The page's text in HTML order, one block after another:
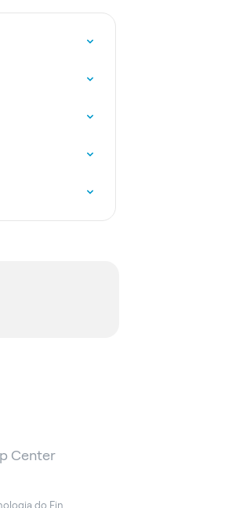
Center
do Fin